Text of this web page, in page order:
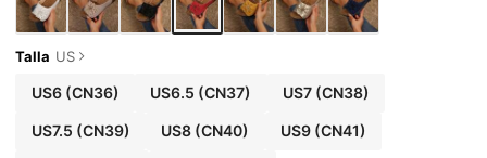
Talla US
US6(CN36) US6.5 (CN37) US7(CN38)
US7.5 (CN39) US8 (CN40) US9(CN41)